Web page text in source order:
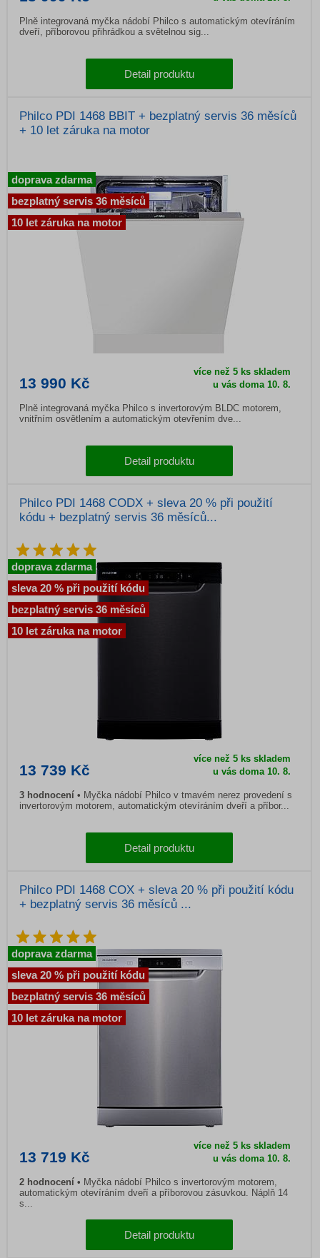
Plně integrovaná myčka nádobí Philco s automatickým otevíráním
dveří, příborovou přihrádkou a světelnou sig...
Detail produktu
Philco PDI 1468 BBIT + bezplatný servis 36 měsíců
+ 10 let záruka na motor
13 990 Kč
více než 5 ks skladem
u vás doma 10. 8.
Plně integrovaná myčka Philco s invertorovým BLDC motorem,
vnitřním osvětlením a automatickým otevřením dve...
Detail produktu
doprava zdarma
bezplatný servis 36 měsíců
10 let záruka na motor
Philco PDI 1468 CODX + sleva 20 % při použití
kódu + bezplatný servis 36 měsíců...
13 739 Kč
více než 5 ks skladem
u vás doma 10. 8.
3 hodnocení
Myčka nádobí Philco v tmavém nerez provedení s
invertorovým motorem, automatickým otevíráním dveří a příbor...
Detail produktu
doprava zdarma
sleva 20 % při použití kódu
bezplatný servis 36 měsíců
10 let záruka na motor
Philco PDI 1468 COX + sleva 20 % při použití kódu
+ bezplatný servis 36 měsíců ...
13 719 Kč
více než 5 ks skladem
u vás doma 10. 8.
2 hodnocení
Myčka nádobí Philco s invertorovým motorem,
automatickým otevíráním dveří a příborovou zásuvkou. Náplň 14
s...
Detail produktu
doprava zdarma
sleva 20 % při použití kódu
bezplatný servis 36 měsíců
10 let záruka na motor